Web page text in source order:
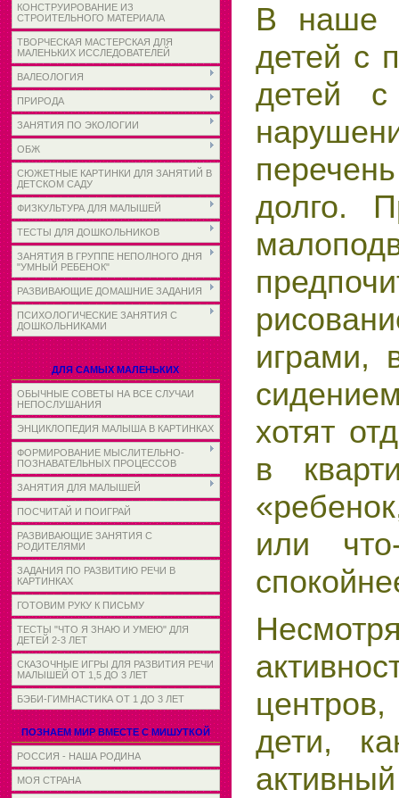
КОНСТРУИРОВАНИЕ ИЗ
СТРОИТЕЛЬНОГО МАТЕРИАЛА
ТВОРЧЕСКАЯ МАСТЕРСКАЯ ДЛЯ
МАЛЕНЬКИХ ИССЛЕДОВАТЕЛЕЙ
ВАЛЕОЛОГИЯ
ПРИРОДА
ЗАНЯТИЯ ПО ЭКОЛОГИИ
ОБЖ
СЮЖЕТНЫЕ КАРТИНКИ ДЛЯ ЗАНЯТИЙ В
ДЕТСКОМ САДУ
ФИЗКУЛЬТУРА ДЛЯ МАЛЫШЕЙ
ТЕСТЫ ДЛЯ ДОШКОЛЬНИКОВ
ЗАНЯТИЯ В ГРУППЕ НЕПОЛНОГО ДНЯ
"УМНЫЙ РЕБЕНОК"
РАЗВИВАЮЩИЕ ДОМАШНИЕ ЗАДАНИЯ
ПСИХОЛОГИЧЕСКИЕ ЗАНЯТИЯ С
ДОШКОЛЬНИКАМИ
ДЛЯ САМЫХ МАЛЕНЬКИХ
ОБЫЧНЫЕ СОВЕТЫ НА ВСЕ СЛУЧАИ
НЕПОСЛУШАНИЯ
ЭНЦИКЛОПЕДИЯ МАЛЫША В КАРТИНКАХ
ФОРМИРОВАНИЕ МЫСЛИТЕЛЬНО-
ПОЗНАВАТЕЛЬНЫХ ПРОЦЕССОВ
ЗАНЯТИЯ ДЛЯ МАЛЫШЕЙ
ПОСЧИТАЙ И ПОИГРАЙ
РАЗВИВАЮЩИЕ ЗАНЯТИЯ С
РОДИТЕЛЯМИ
ЗАДАНИЯ ПО РАЗВИТИЮ РЕЧИ В
КАРТИНКАХ
ГОТОВИМ РУКУ К ПИСЬМУ
ТЕСТЫ "ЧТО Я ЗНАЮ И УМЕЮ" ДЛЯ
ДЕТЕЙ 2-3 ЛЕТ
СКАЗОЧНЫЕ ИГРЫ ДЛЯ РАЗВИТИЯ РЕЧИ
МАЛЫШЕЙ ОТ 1,5 ДО 3 ЛЕТ
БЭБИ-ГИМНАСТИКА ОТ 1 ДО 3 ЛЕТ
ПОЗНАЕМ МИР ВМЕСТЕ С МИШУТКОЙ
РОССИЯ - НАША РОДИНА
МОЯ СТРАНА
В наше
детей с
детей с
долго.
играми,
хотят
в
или
дети,